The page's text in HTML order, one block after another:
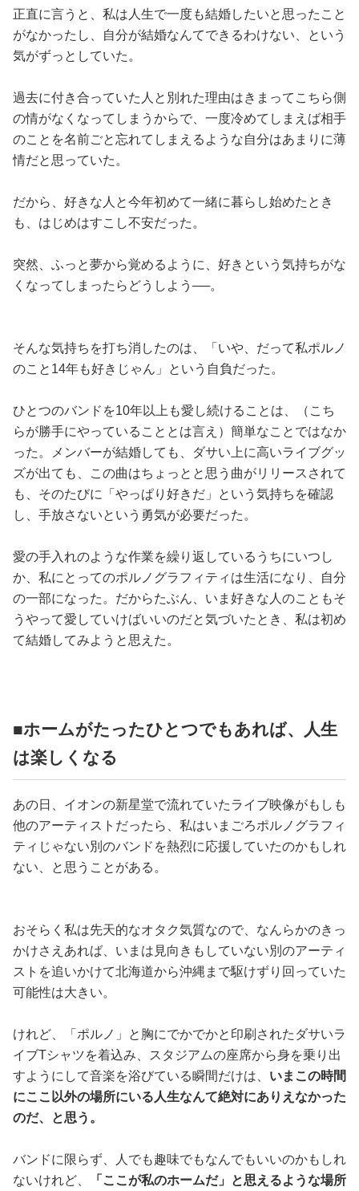
正直に言うと、私は人生で一度も結婚したいと思ったこと
がなかったし、自分が結婚なんてできるわけない、という
気がずっとしていた。
過去に付き合っていた人と別れた理由はきまってこちら側
の情がなくなってしまうからで、一度冷めてしまえば相手
のことを名前ごと忘れてしまえるような自分はあまりに薄
情だと思っていた。
だから、好きな人と今年初めて一緒に暮らし始めたとき
も、はじめはすこし不安だった。
突然、ふっと夢から覚めるように、好きという気持ちがな
くなってしまったらどうしよう──。
そんな気持ちを打ち消したのは、「いや、だって私ポルノ
のこと14年も好きじゃん」という自負だった。
ひとつのバンドを10年以上も愛し続けることは、（こち
らが勝手にやっていることとは言え）簡単なことではなか
った。メンバーが結婚しても、ダサい上に高いライブグッ
ズが出ても、この曲はちょっとと思う曲がリリースされて
も、そのたびに「やっぱり好きだ」という気持ちを確認
し、手放さないという勇気が必要だった。
愛の手入れのような作業を繰り返しているうちにいつし
か、私にとってのポルノグラフィティは生活になり、自分
の一部になった。だからたぶん、いま好きな人のこともそ
うやって愛していけばいいのだと気づいたとき、私は初め
て結婚してみようと思えた。
■ホームがたったひとつでもあれば、人生
は楽しくなる
あの日、イオンの新星堂で流れていたライブ映像がもしも
他のアーティストだったら、私はいまごろポルノグラフィ
ティじゃない別のバンドを熱烈に応援していたのかもしれ
ない、と思うことがある。
おそらく私は先天的なオタク気質なので、なんらかのきっ
かけさえあれば、いまは見向きもしていない別のアーティ
ストを追いかけて北海道から沖縄まで駆けずり回っていた
可能性は大きい。
けれど、「ポルノ」と胸にでかでかと印刷されたダサいラ
イブTシャツを着込み、スタジアムの座席から身を乗り出
すようにして音楽を浴びている瞬間だけは、 いまこの時間
にここ以外の場所にいる人生なんて絶対にありえなかった
のだ、と思う。
バンドに限らず、人でも趣味でもなんでもいいのかもしれ
ないけれど、
「ここが私のホームだ」と思えるような場所